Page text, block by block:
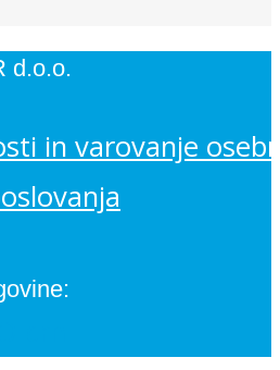
d.o.o.
in varovanje